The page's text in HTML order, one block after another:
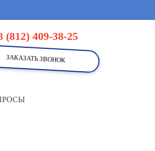
(812) 409-38-25
ЗАКАЗАТЬ ЗВОНОК